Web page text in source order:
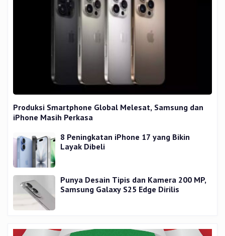
Produksi Smartphone Global Melesat, Samsung dan
iPhone Masih Perkasa
8 Peningkatan iPhone 17 yang Bikin
Layak Dibeli
Punya Desain Tipis dan Kamera 200 MP,
Samsung Galaxy S25 Edge Dirilis